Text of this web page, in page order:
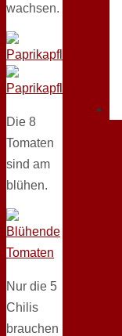
wachsen.
Die 8
Tomaten
sind am
blühen.
Nur die 5
Chilis
brauchen